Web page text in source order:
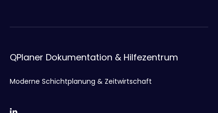
QPlaner Dokumentation & Hilfezentrum
Moderne Schichtplanung & Zeitwirtschaft